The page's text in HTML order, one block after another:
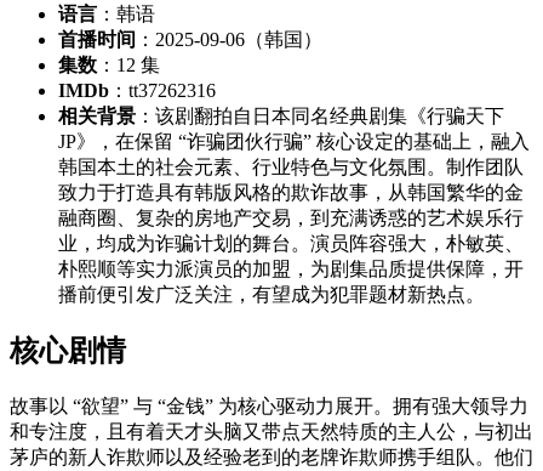
语言 ：韩语
首播时间 ：2025-09-06（韩国）
集数 ：12 集
IMDb ：tt37262316
相关背景 ：该剧翻拍自日本同名经典剧集《行骗天下
JP》，在保留 “诈骗团伙行骗” 核心设定的基础上，融入
韩国本土的社会元素、行业特色与文化氛围。制作团队
致力于打造具有韩版风格的欺诈故事，从韩国繁华的金
融商圈、复杂的房地产交易，到充满诱惑的艺术娱乐行
业，均成为诈骗计划的舞台。演员阵容强大，朴敏英、
朴熙顺等实力派演员的加盟，为剧集品质提供保障，开
播前便引发广泛关注，有望成为犯罪题材新热点。
核心剧情
故事以 “欲望” 与 “金钱” 为核心驱动力展开。拥有强大领导力
和专注度，且有着天才头脑又带点天然特质的主人公，与初出
茅庐的新人诈欺师以及经验老到的老牌诈欺师携手组队。他们